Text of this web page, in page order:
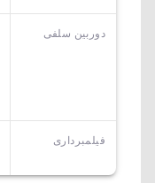
دوربین سلفی
فیلمبرداری